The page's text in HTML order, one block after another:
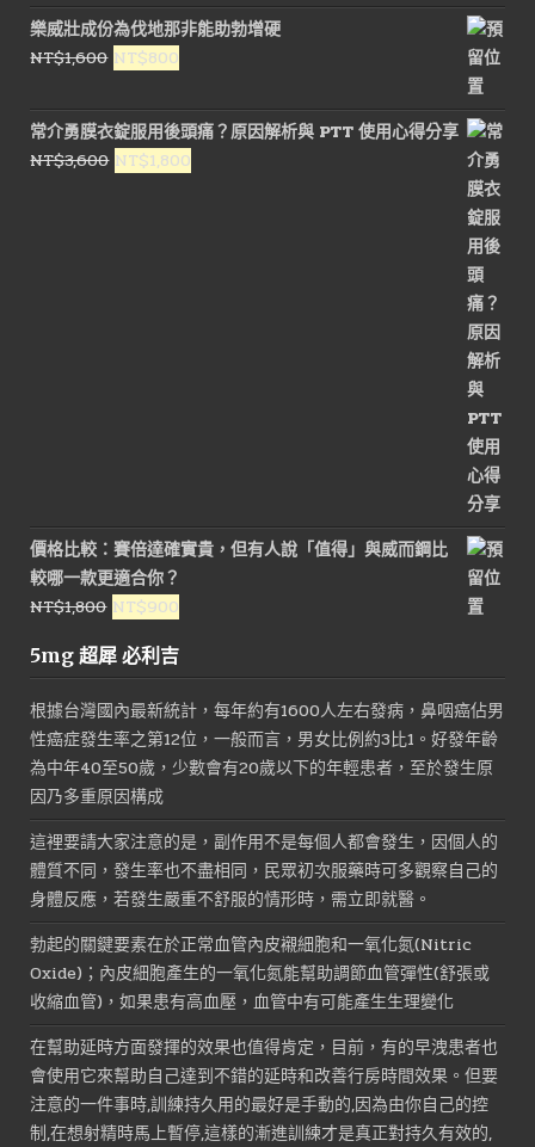
價
格：
NT$1,800。
價
格：
NT$900。
樂威壯成份為伐地那非能助勃增硬
NT$1,600 原
價
格：
NT$1,600。
NT$800
價
格：
NT$800。
常介勇膜衣錠服用後頭痛？原因解析與 PTT 使用心得分享
NT$3,600 原
NT$1,800
價格比較：賽倍達確實貴，但有人說「值得」與威而鋼比
較哪一款更適合你？
NT$1,800 原
價
NT$1,800。
NT$900
NT$900。
5mg 超犀 必利吉
根據台灣國內最新統計，每年約有1600人左右發病，鼻咽癌佔男
性癌症發生率之第12位，一般而言，男女比例約3比1。好發年齡
為中年40至50歲，少數會有20歲以下的年輕患者，至於發生原
因乃多重原因構成
這裡要請大家注意的是，副作用不是每個人都會發生，因個人的
體質不同，發生率也不盡相同，民眾初次服藥時可多觀察自己的
身體反應，若發生嚴重不舒服的情形時，需立即就醫。
勃起的關鍵要素在於正常血管內皮襯細胞和一氧化氮(Nitric
Oxide)；內皮細胞產生的一氧化氮能幫助調節血管彈性(舒張或
收縮血管)，如果患有高血壓，血管中有可能產生生理變化
在幫助延時方面發揮的效果也值得肯定，目前，有的早洩患者也
會使用它來幫助自己達到不錯的延時和改善行房時間效果。但要
注意的一件事時,訓練持久用的最好是手動的,因為由你自己的控
制,在想射精時馬上暫停,這樣的漸進訓練才是真正對持久有效的,